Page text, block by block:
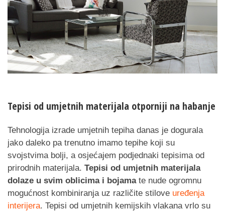
Tepisi od umjetnih materijala otporniji na habanje
Tehnologija izrade umjetnih tepiha danas je dogurala
jako daleko pa trenutno imamo tepihe koji su
svojstvima bolji, a osjećajem podjednaki tepisima od
prirodnih materijala. Tepisi od umjetnih materijala
dolaze u svim oblicima i bojamate nude ogromnu
mogućnost kombiniranja uz različite stilove uređenja
interijera. Tepisi od umjetnih kemijskih vlakana vrlo su